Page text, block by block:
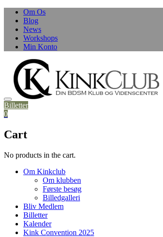
Skip
content
Om Os
Blog
News
Workshops
Min Konto
Billetter
0
Cart
No products in the cart.
Om Kinkclub
Om klubben
Første besøg
Billedgalleri
Bliv Medlem
Billetter
Kalender
Kink Convention 2025